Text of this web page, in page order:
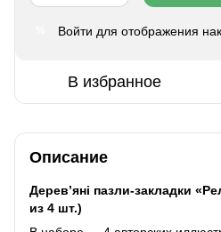
Войти для отображения
В избранное
Описание
Дерев’яні пазли-закладки «
из 4 шт.)